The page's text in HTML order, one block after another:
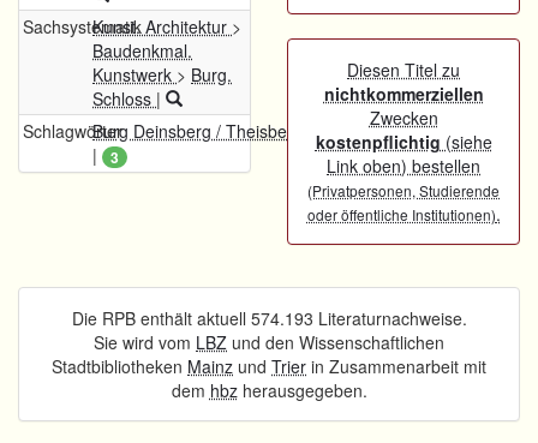
SachsystematikKunst. Architektur >
Baudenkmal.
Kunstwerk > Burg.
Schloss |
SchlagwörterBurg Deinsberg / Theisbergstegen
|
3
Diesen Titel zu
nichtkommerziellen
Zwecken
kostenpflichtig (siehe
Link oben) bestellen
(Privatpersonen, Studierende
oder öffentliche Institutionen).
Die RPB enthält aktuell 574.193 Literaturnachweise.
Sie wird vom LBZ und den Wissenschaftlichen
Stadtbibliotheken Mainz und Trier in Zusammenarbeit mit
dem hbzherausgegeben.